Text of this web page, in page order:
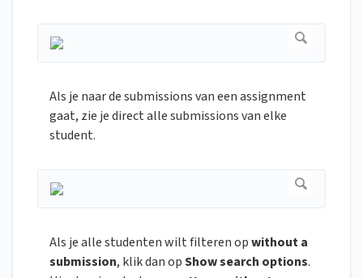
Als je naar de submissions van een assignment
gaat, zie je direct alle submissions van elke
student.
Als je alle studenten wilt filteren opwithout a
submission, klik dan opShow search options.